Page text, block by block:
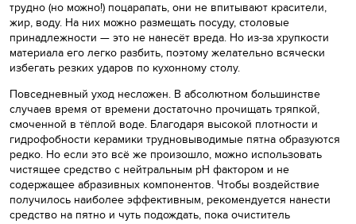
трудно (но можно!) поцарапать, они не впитывают красители,
жир, воду. На них можно размещать посуду, столовые
принадлежности — это не нанесёт вреда. Но из-за хрупкости
материала его легко разбить, поэтому желательно всячески
избегать резких ударов по кухонному столу.
Повседневный уход несложен. В абсолютном большинстве
случаев время от времени достаточно прочищать тряпкой,
смоченной в тёплой воде. Благодаря высокой плотности и
гидрофобности керамики трудновыводимые пятна образуются
редко. Но если это всё же произошло, можно использовать
чистящее средство с нейтральным pH фактором и не
содержащее абразивных компонентов. Чтобы воздействие
получилось наиболее эффективным, рекомендуется нанести
средство на пятно и чуть подождать, пока очиститель